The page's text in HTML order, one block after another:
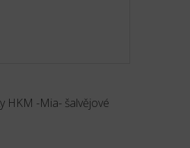
HKM -Mia- šalvějové